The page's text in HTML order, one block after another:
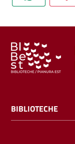
e
Calendario
Online
BIBLIOTECHE